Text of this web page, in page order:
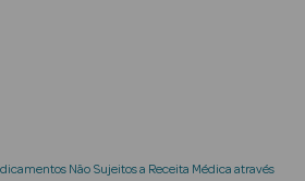
Não Sujeitos a Receita Médica através